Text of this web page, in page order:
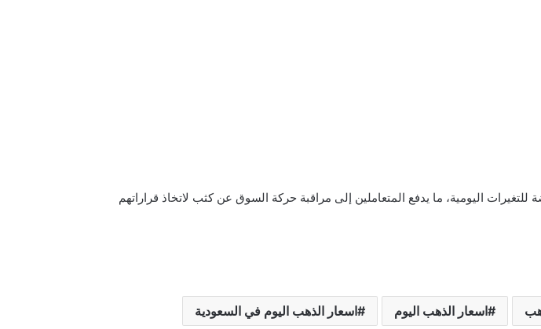
اليومية، ما يدفع المتعاملين إلى مراقبة حركة السوق عن كثب لاتخاذ قراراتهم
اسعار الذهب اليوم اسعار الذهب اليوم في السعودية